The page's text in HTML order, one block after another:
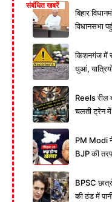
संबंधित खबरें
बिहार
विधानसभा
किशनगंज में
धुआं,
Reels रील
चलती ट्रेन
PM Modi
BJP की
BPSC
की ठंड में